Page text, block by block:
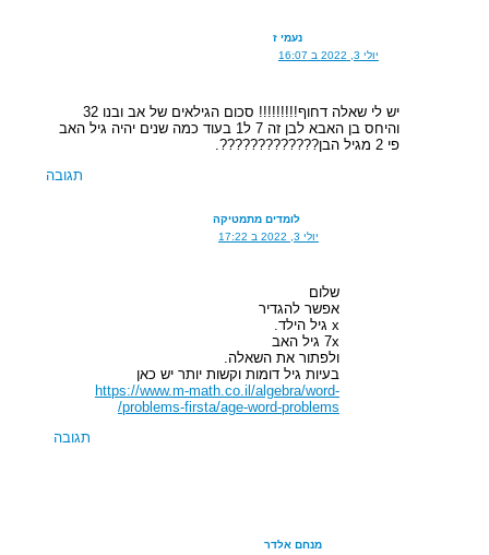
נעמי ז
יולי 3, 2022 ב 16:07
יש לי שאלה דחוף!!!!!!!!! סכום הגילאים של אב ובנו 32
והיחס בן האבא לבן זה 7 ל1 בעוד כמה שנים יהיה גיל האב
פי 2 מגיל הבן?????????????.
תגובה
לומדים מתמטיקה
יולי 3, 2022 ב 17:22
שלום
אפשר להגדיר
x גיל הילד.
7x גיל האב
ולפתור את השאלה.
בעיות גיל דומות וקשות יותר יש כאן
https://www.m-math.co.il/algebra/word-
problems-firsta/age-word-problems/
תגובה
מנחם אלדר